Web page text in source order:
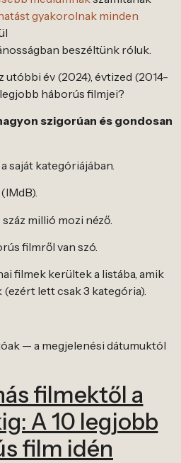
gyakorolnak minden
beszéltünk róluk.
utóbbi év (2024), évtized (2014-
háborús filmjei?
szigorúan és gondosan
saját kategóriájában.
millió mozi néző.
filmről van szó.
filmek kerültek a listába, amik
lett csak 3 kategória).
— a megjelenési dátumuktól
filmektől a
A 10 legjobb
film idén